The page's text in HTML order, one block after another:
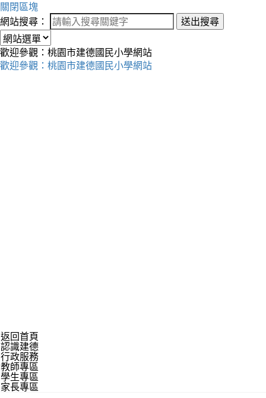
關閉區塊
網站搜尋：
送出搜尋
歡迎參觀：桃園市建德國民小學網站
歡迎參觀：桃園市建德國民小學網站
返回首頁
認識建德
行政服務
教師專區
學生專區
家長專區